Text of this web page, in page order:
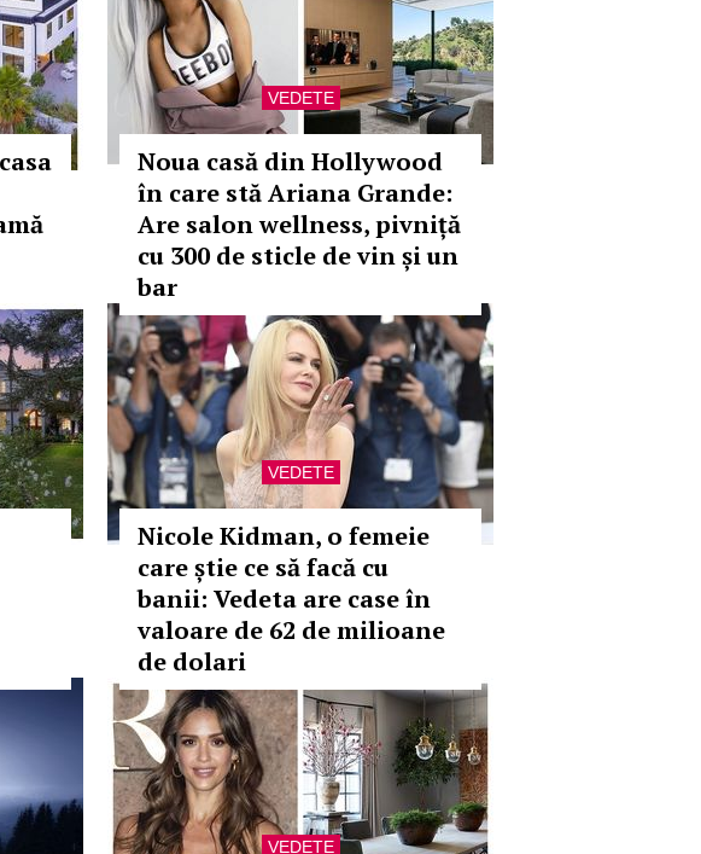
VEDETE
Noua casă din Hollywood
în care stă Ariana Grande:
Are salon wellness, pivniță
cu 300 de sticle de vin și un
bar
VEDETE
Nicole Kidman, o femeie
care știe ce să facă cu
banii: Vedeta are case în
valoare de 62 de milioane
de dolari
VEDETE